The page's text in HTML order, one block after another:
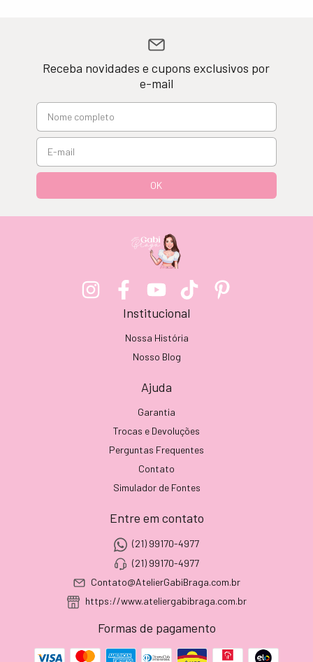
Receba novidades e cupons exclusivos por
e-mail
Institucional
Nossa História
Nosso Blog
Ajuda
Garantia
Trocas e Devoluções
Perguntas Frequentes
Contato
Simulador de Fontes
Entre em contato
(21) 99170-4977
(21) 99170-4977
Contato@AtelierGabiBraga.com.br
https://www.ateliergabibraga.com.br
Formas de pagamento